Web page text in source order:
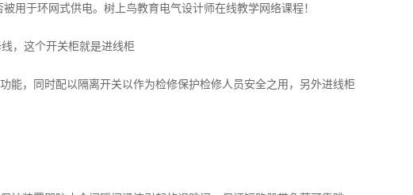
用于环网式供电。树上鸟教育电气设计师在线教学网络课程！
，这个开关柜就是进线柜
能，同时配以隔离开关以作为检修保护检修人员安全之用，另外进线柜